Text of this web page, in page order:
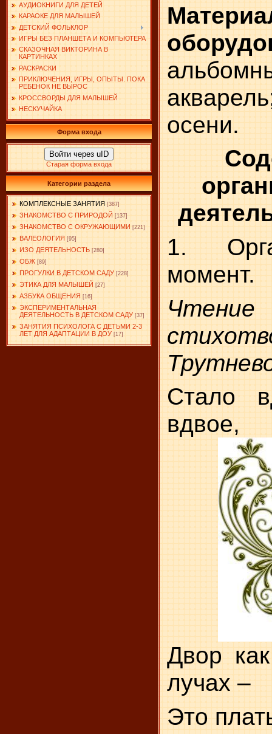
АУДИОКНИГИ ДЛЯ ДЕТЕЙ
КАРАОКЕ ДЛЯ МАЛЫШЕЙ
ДЕТСКИЙ ФОЛЬКЛОР
ИГРЫ БЕЗ ПЛАНШЕТА И КОМПЬЮТЕРА
СКАЗОЧНАЯ ВИКТОРИНА В
КАРТИНКАХ
РАСКРАСКИ
ПРИКЛЮЧЕНИЯ, ИГРЫ, ОПЫТЫ. ПОКА
РЕБЕНОК НЕ ВЫРОС
КРОССВОРДЫ ДЛЯ МАЛЫШЕЙ
НЕСКУЧАЙКА
Форма входа
Войти через uID
Старая форма входа
Категории раздела
КОМПЛЕКСНЫЕ ЗАНЯТИЯ [387]
ЗНАКОМСТВО С ПРИРОДОЙ [137]
ЗНАКОМСТВО С ОКРУЖАЮЩИМИ [221]
ВАЛЕОЛОГИЯ [95]
ИЗО ДЕЯТЕЛЬНОСТЬ [280]
ОБЖ [89]
ПРОГУЛКИ В ДЕТСКОМ САДУ [228]
ЭТИКА ДЛЯ МАЛЫШЕЙ [27]
АЗБУКА ОБЩЕНИЯ [16]
ЭКСПЕРИМЕНТАЛЬНАЯ
ДЕЯТЕЛЬНОСТЬ В ДЕТСКОМ САДУ [37]
ЗАНЯТИЯ ПСИХОЛОГА С ДЕТЬМИ 2-3
ЛЕТ ДЛЯ АДАПТАЦИИ В ДОУ [17]
осени.
1.
момент.
Чтение
Стало
вдвое,
Двор
лучах –
Это